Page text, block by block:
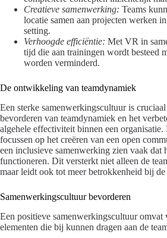
Creatieve samenwerking: Teams
locatie samen aan projecten werken
setting.
Verhoogde efficiëntie: Met VR in
tijd die aan trainingen wordt besteed
worden verminderd.
De ontwikkeling van teamdynamiek
Een sterke samenwerkingscultuur is
bevorderen van teamdynamiek en het
algehele effectiviteit binnen een
focussen op het creëren van een open
een inclusieve samenwerking zien vaak dat
functioneren. Dit versterkt niet alleen de
maar leidt ook tot meer betrokkenheid bij
Samenwerkingscultuur bevorderen
Een positieve samenwerkingscultuur omvat
elementen die bij kunnen dragen aan de